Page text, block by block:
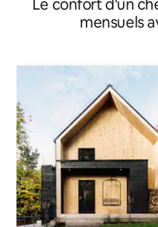
Le confort d'un
mensuels